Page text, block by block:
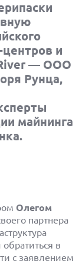
и
— ООО
Рунца,
майнинга
Олегом
партнера
в
с заявлением